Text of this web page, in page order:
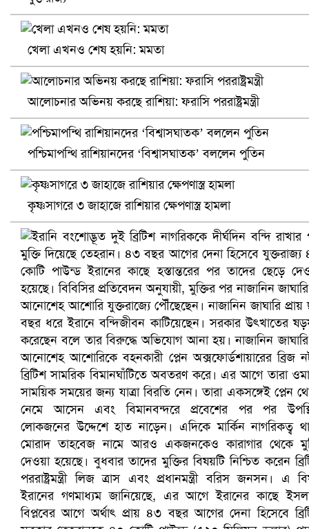
খুলনায় বিএনপি অফিসে গুলি-বোমা হামলা, নিহত ১
প্রোটিয়াদের হারিয়ে বিশ্বকাপের শিরোপা ঘরে তুলল ভারত
খেলা এখনও শেষ হয়নি: মমতা
আলোচনার অভিনয় করছে রাশিয়া: ফরাসি পররাষ্ট্রমন্ত্রী
পশ্চিমাপন্থি রাশিয়ানদের ‘বিশ্বাসঘাতক’ বললেন পুতিন
কৃষ্ণসাগরে ৩ জাহাজে রাশিয়ার ক্ষেপণাস্ত্র হামলা